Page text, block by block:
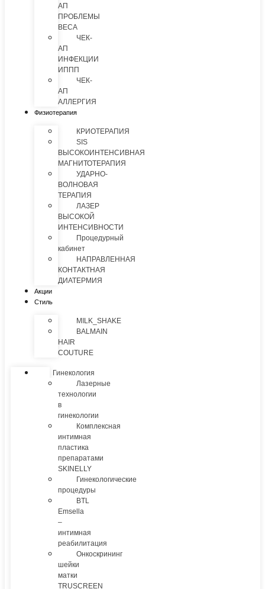
АП
ПРОБЛЕМЫ
ВЕСА
ЧЕК-
АП
ИНФЕКЦИИ
ИППП
ЧЕК-
АП
АЛЛЕРГИЯ
Физиотерапия
КРИОТЕРАПИЯ
SIS
ВЫСОКОИНТЕНСИВНАЯ
МАГНИТОТЕРАПИЯ
УДАРНО-
ВОЛНОВАЯ
ТЕРАПИЯ
ЛАЗЕР
ВЫСОКОЙ
ИНТЕНСИВНОСТИ
Процедурный
кабинет
НАПРАВЛЕННАЯ
КОНТАКТНАЯ
ДИАТЕРМИЯ
Акции
Стиль
MILK_SHAKE
BALMAIN
HAIR
COUTURE
Гинекология
Лазерные
технологии
в
гинекологии
Комплексная
интимная
пластика
препаратами
SKINELLY
Гинекологические
процедуры
BTL
Emsella
–
интимная
реабилитация
Онкоскрининг
шейки
матки
TRUSCREEN